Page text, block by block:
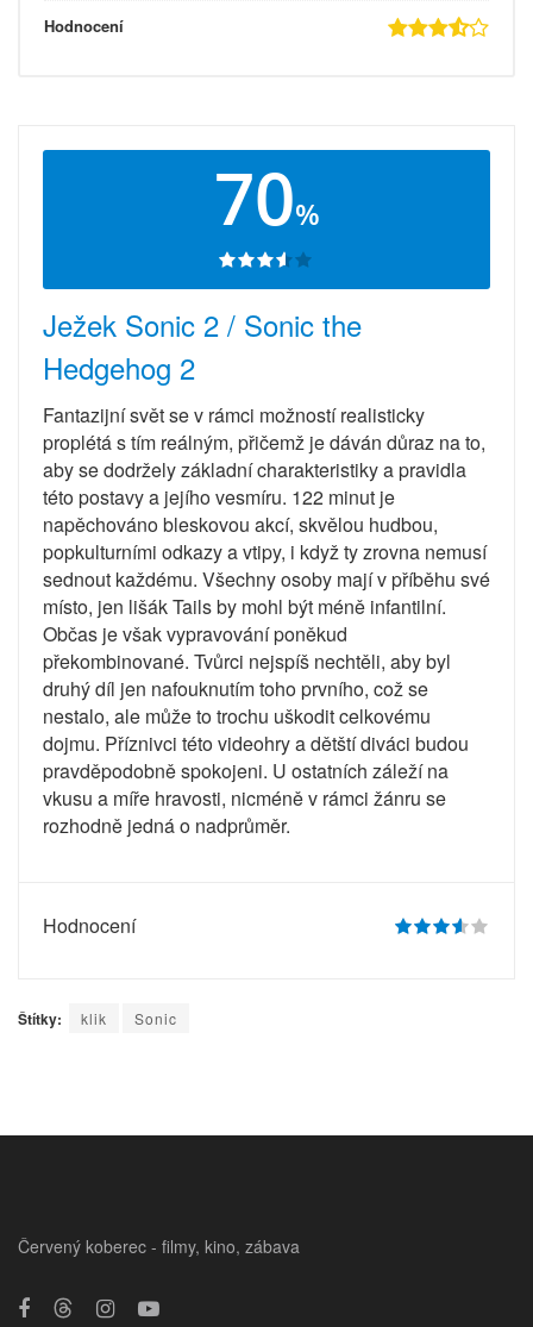
Hodnocení
70%
Ježek Sonic 2 / Sonic the
Hedgehog 2
Fantazijní svět se v rámci možností realisticky
proplétá s tím reálným, přičemž je dáván důraz na to,
aby se dodržely základní charakteristiky a pravidla
této postavy a jejího vesmíru. 122 minut je
napěchováno bleskovou akcí, skvělou hudbou,
popkulturními odkazy a vtipy, i když ty zrovna nemusí
sednout každému. Všechny osoby mají v příběhu své
místo, jen lišák Tails by mohl být méně infantilní.
Občas je však vypravování poněkud
překombinované. Tvůrci nejspíš nechtěli, aby byl
druhý díl jen nafouknutím toho prvního, což se
nestalo, ale může to trochu uškodit celkovému
dojmu. Příznivci této videohry a dětští diváci budou
pravděpodobně spokojeni. U ostatních záleží na
vkusu a míře hravosti, nicméně v rámci žánru se
rozhodně jedná o nadprůměr.
Hodnocení
Štítky: klik Sonic
Červený koberec - filmy, kino, zábava